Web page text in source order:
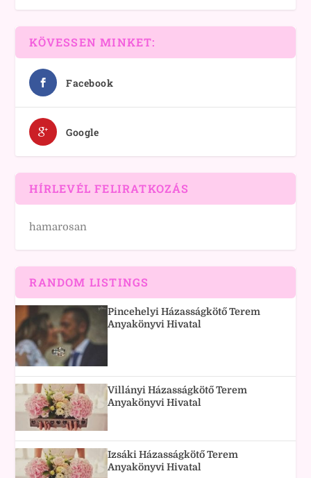
KÖVESSEN MINKET:
Facebook
Google
HÍRLEVÉL FELIRATKOZÁS
hamarosan
RANDOM LISTINGS
Pincehelyi Házasságkötő Terem
Anyakönyvi Hivatal
Villányi Házasságkötő Terem
Anyakönyvi Hivatal
Izsáki Házasságkötő Terem
Anyakönyvi Hivatal